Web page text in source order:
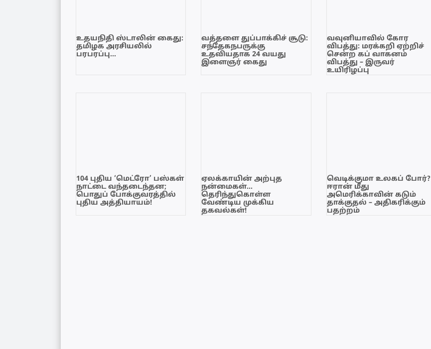
உதயநிதி ஸ்டாலின் கைது:
தமிழக அரசியலில்
பரபரப்பு…
வத்தளை துப்பாக்கிச் சூடு:
சந்தேகநபருக்கு
உதவியதாக 24 வயது
இளைஞர் கைது
வவுனியாவில் கோர
விபத்து: மரக்கறி ஏற்றிச்
சென்ற கப் வாகனம்
விபத்து – இருவர்
உயிரிழப்பு
104 புதிய ‘மெட்ரோ’ பஸ்கள்
நாட்டை வந்தடைந்தன;
பொதுப் போக்குவரத்தில்
புதிய அத்தியாயம்!
ஏலக்காயின் அற்புத
நன்மைகள்…
தெரிந்துகொள்ள
வேண்டிய முக்கிய
தகவல்கள்!
வெடிக்குமா உலகப் போர்?
ஈரான் மீது
அமெரிக்காவின் கடும்
தாக்குதல் – அதிகரிக்கும்
பதற்றம்